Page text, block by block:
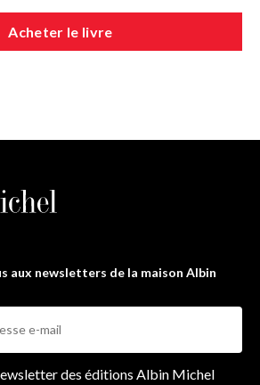
Acheter le livre
aux newsletters de la maison Albin
des éditions Albin Michel